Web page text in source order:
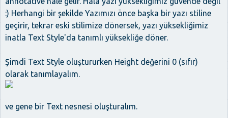
:) Herhangi bir şekilde Yazımızı önce başka bir yazı stiline
geçirir, tekrar eski stilimize dönersek, yazı yüksekliğimiz
inatla Text Style'da tanımlı yüksekliğe döner.
Şimdi Text Style oluştururken Height değerini 0 (sıfır)
olarak tanımlayalım.
ve gene bir Text nesnesi oluşturalım.